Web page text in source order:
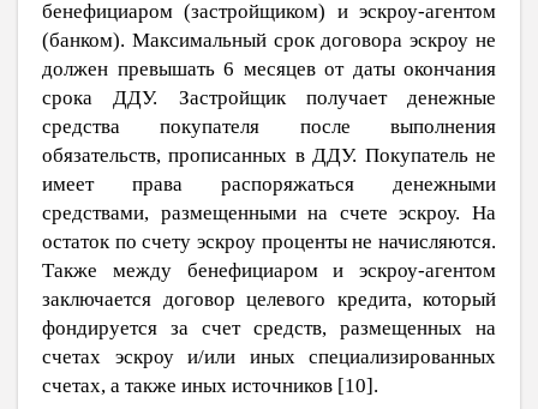
бенефициаром (застройщиком) и эскроу-агентом
(банком). Максимальный срок договора эскроу не
должен превышать 6 месяцев от даты окончания
срока ДДУ. Застройщик получает денежные
средства покупателя после выполнения
обязательств, прописанных в ДДУ. Покупатель не
имеет права распоряжаться денежными
средствами, размещенными на счете эскроу. На
остаток по счету эскроу проценты не начисляются.
Также между бенефициаром и эскроу-агентом
заключается договор целевого кредита, который
фондируется за счет средств, размещенных на
счетах эскроу и/или иных специализированных
счетах, а также иных источников [10].